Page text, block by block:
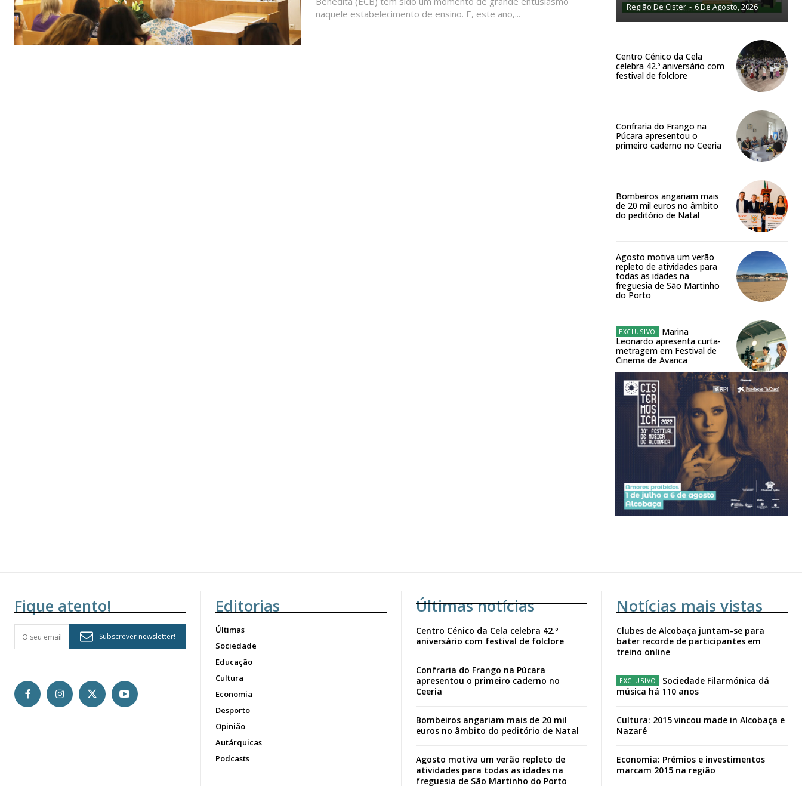
ASSINATURA
IMPRESSA
naquele estabelecimento de ensino. E, este ano,...
Região De Cister - 6 De Agosto, 2026
Centro Cénico da Cela
celebra 42.º aniversário com
festival de folclore
Confraria do Frango na
Púcara apresentou o
primeiro caderno no Ceeria
Bombeiros angariam mais
de 20 mil euros no âmbito
do peditório de Natal
Agosto motiva um verão
repleto de atividades para
todas as idades na
freguesia de São Martinho
do Porto
Marina
Leonardo apresenta curta-
metragem em Festival de
Cinema de Avanca
Fique atento!
Subscrever newsletter!
Editorias
Últimas
Sociedade
Educação
Cultura
Economia
Desporto
Opinião
Autárquicas
Podcasts
Últimas notícias
Centro Cénico da Cela celebra 42.º
aniversário com festival de folclore
Confraria do Frango na Púcara
apresentou o primeiro caderno no
Ceeria
Bombeiros angariam mais de 20 mil
euros no âmbito do peditório de Natal
Agosto motiva um verão repleto de
atividades para todas as idades na
freguesia de São Martinho do Porto
Notícias mais vistas
Clubes de Alcobaça juntam-se para
bater recorde de participantes em
treino online
Sociedade Filarmónica dá
música há 110 anos
Cultura: 2015 vincou made in Alcobaça e
Nazaré
Economia: Prémios e investimentos
marcam 2015 na região